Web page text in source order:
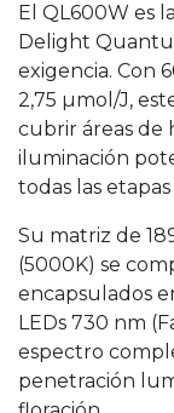
El QL600W es
Delight
exigencia. Con
2,75 µmol/J,
cubrir áreas de
iluminación
todas las
Su matriz de
(5000K) se
encapsulados
LEDs 730 nm
espectro
penetración